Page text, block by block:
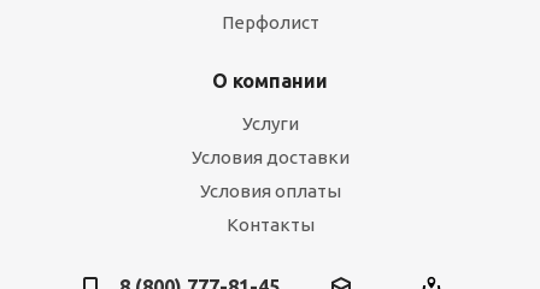
Перфолист
О компании
Услуги
Условия доставки
Условия оплаты
Контакты